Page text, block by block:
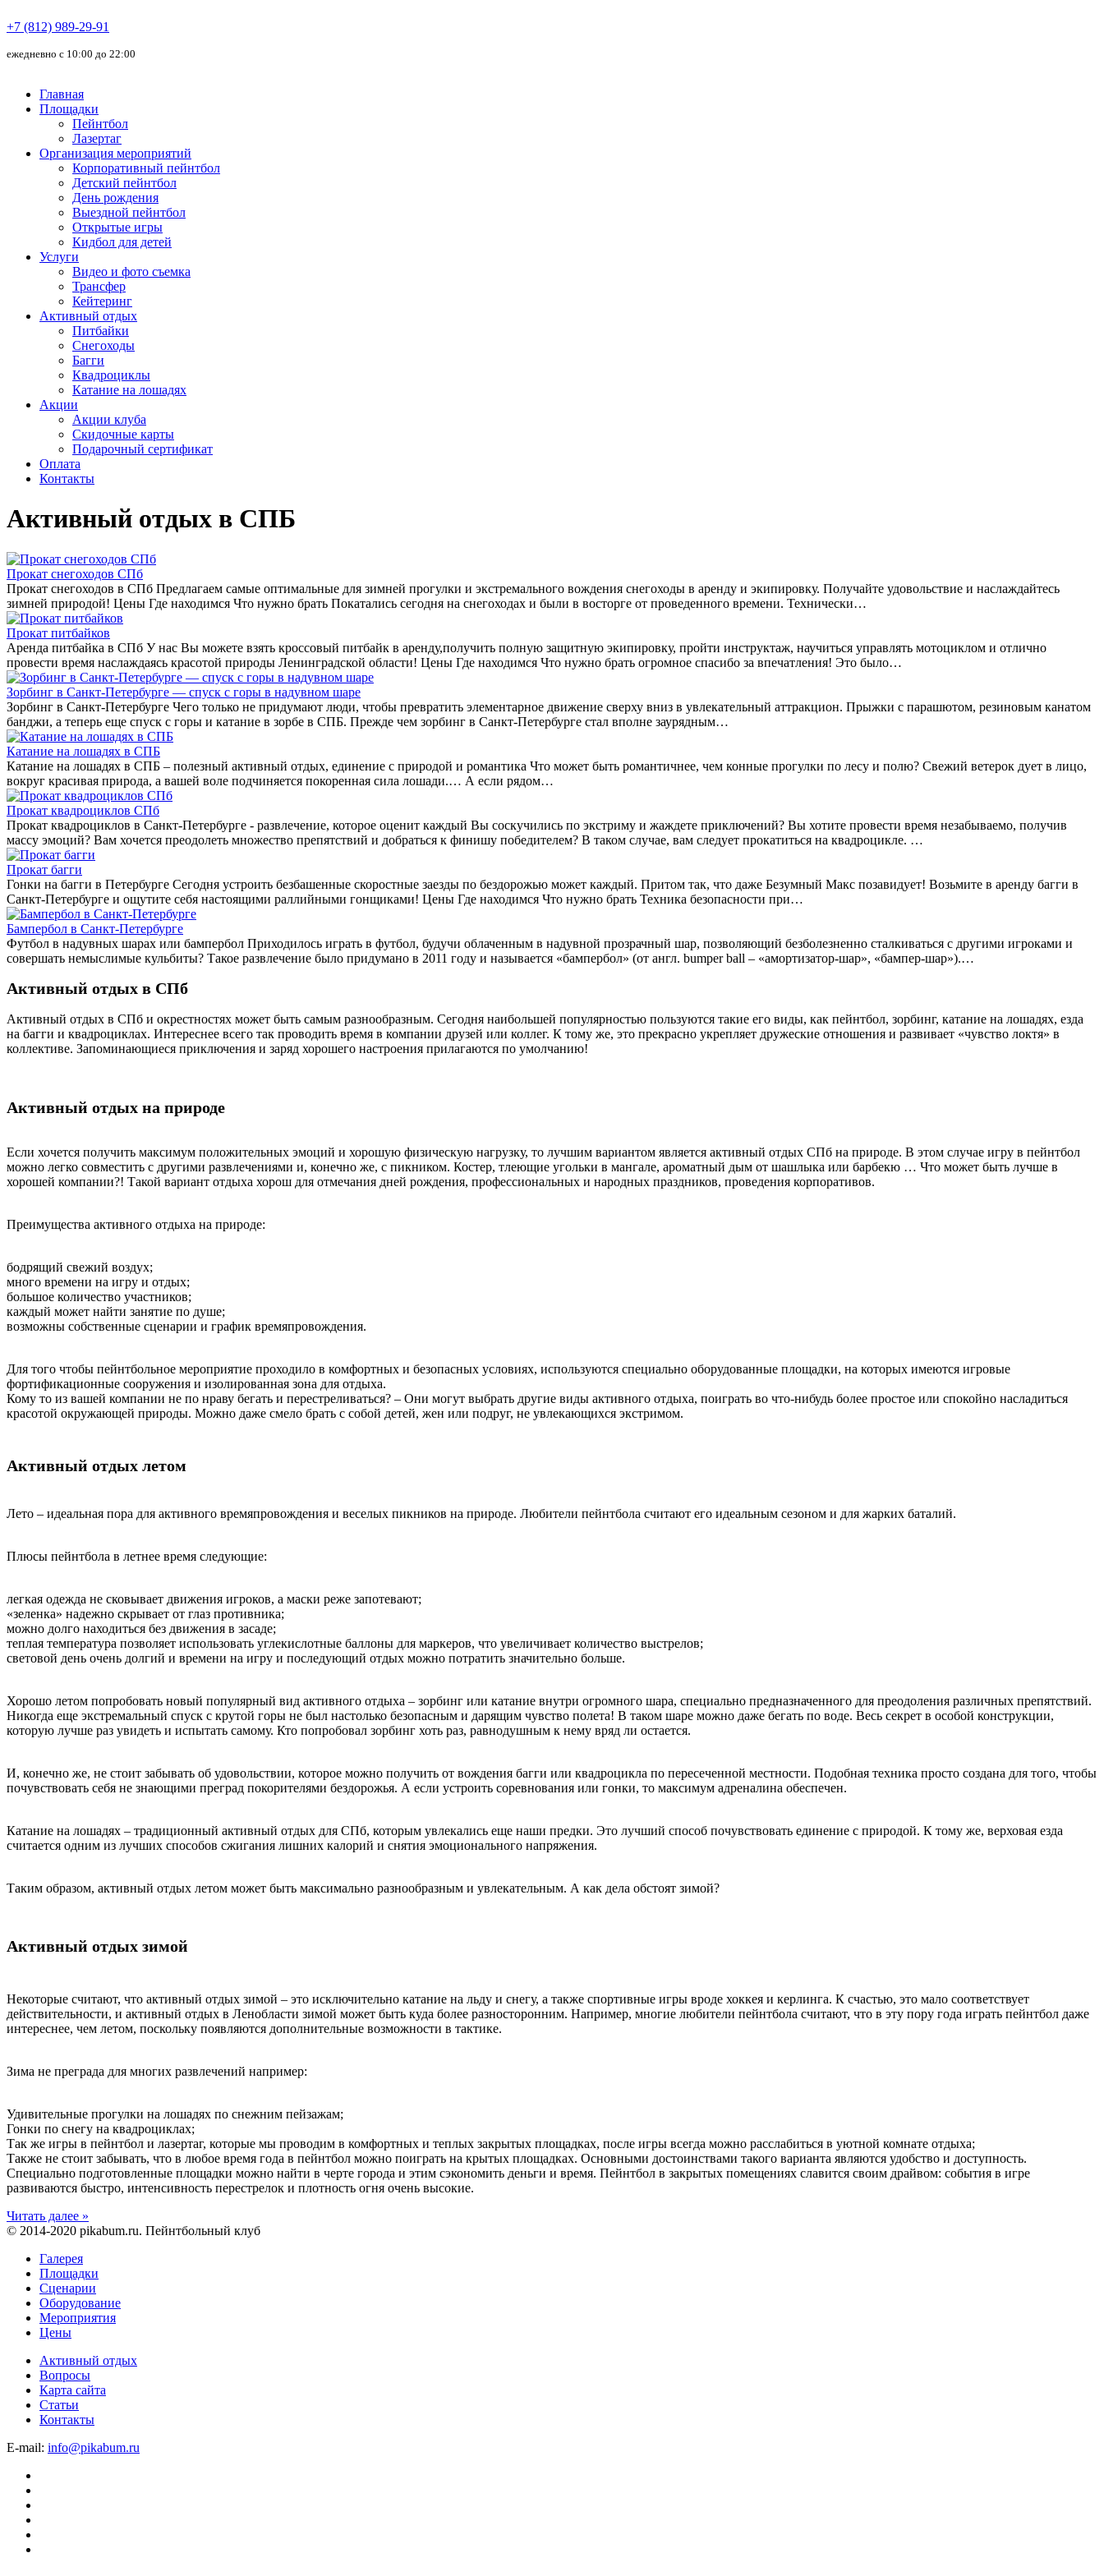
+7 (812) 989-29-91
ежедневно с 10:00 до 22:00
Главная
Площадки
Пейнтбол
Лазертаг
Организация мероприятий
Корпоративный пейнтбол
Детский пейнтбол
День рождения
Выездной пейнтбол
Открытые игры
Кидбол для детей
Услуги
Видео и фото съемка
Трансфер
Кейтеринг
Активный отдых
Питбайки
Снегоходы
Багги
Квадроциклы
Катание на лошадях
Акции
Акции клуба
Скидочные карты
Подарочный сертификат
Оплата
Контакты
Активный отдых в СПБ
Прокат снегоходов СПб
Прокат снегоходов в СПб Предлагаем самые оптимальные для зимней прогулки и экстремального вождения снегоходы в аренду и экипировку. Получайте удовольствие и наслаждайтесь
зимней природой! Цены Где находимся Что нужно брать Покатались сегодня на снегоходах и были в восторге от проведенного времени. Технически…
Прокат питбайков
Аренда питбайка в СПб У нас Вы можете взять кроссовый питбайк в аренду,получить полную защитную экипировку, пройти инструктаж, научиться управлять мотоциклом и отлично
провести время наслаждаясь красотой природы Ленинградской области! Цены Где находимся Что нужно брать огромное спасибо за впечатления! Это было…
Зорбинг в Санкт-Петербурге — спуск с горы в надувном шаре
Зорбинг в Санкт-Петербурге Чего только не придумают люди, чтобы превратить элементарное движение сверху вниз в увлекательный аттракцион. Прыжки с парашютом, резиновым канатом
банджи, а теперь еще спуск с горы и катание в зорбе в СПБ. Прежде чем зорбинг в Санкт-Петербурге стал вполне заурядным…
Катание на лошадях в СПБ
Катание на лошадях в СПБ – полезный активный отдых, единение с природой и романтика Что может быть романтичнее, чем конные прогулки по лесу и полю? Свежий ветерок дует в лицо,
вокруг красивая природа, а вашей воле подчиняется покоренная сила лошади.… А если рядом…
Прокат квадроциклов СПб
Прокат квадроциклов в Санкт-Петербурге - развлечение, которое оценит каждый Вы соскучились по экстриму и жаждете приключений? Вы хотите провести время незабываемо, получив
массу эмоций? Вам хочется преодолеть множество препятствий и добраться к финишу победителем? В таком случае, вам следует прокатиться на квадроцикле. …
Прокат багги
Гонки на багги в Петербурге Сегодня устроить безбашенные скоростные заезды по бездорожью может каждый. Притом так, что даже Безумный Макс позавидует! Возьмите в аренду багги в
Санкт-Петербурге и ощутите себя настоящими раллийными гонщиками! Цены Где находимся Что нужно брать Техника безопасности при…
Бампербол в Санкт-Петербурге
Футбол в надувных шарах или бампербол Приходилось играть в футбол, будучи облаченным в надувной прозрачный шар, позволяющий безболезненно сталкиваться с другими игроками и
совершать немыслимые кульбиты? Такое развлечение было придумано в 2011 году и называется «бампербол» (от англ. bumper ball – «амортизатор-шар», «бампер-шар»).…
Активный отдых в СПб
Активный отдых в СПб и окрестностях может быть самым разнообразным. Сегодня наибольшей популярностью пользуются такие его виды, как пейнтбол, зорбинг, катание на лошадях, езда
на багги и квадроциклах. Интереснее всего так проводить время в компании друзей или коллег. К тому же, это прекрасно укрепляет дружеские отношения и развивает «чувство локтя» в
коллективе. Запоминающиеся приключения и заряд хорошего настроения прилагаются по умолчанию!
Активный отдых на природе
Если хочется получить максимум положительных эмоций и хорошую физическую нагрузку, то лучшим вариантом является активный отдых СПб на природе. В этом случае игру в пейнтбол
можно легко совместить с другими развлечениями и, конечно же, с пикником. Костер, тлеющие угольки в мангале, ароматный дым от шашлыка или барбекю … Что может быть лучше в
хорошей компании?! Такой вариант отдыха хорош для отмечания дней рождения, профессиональных и народных праздников, проведения корпоративов.
Преимущества активного отдыха на природе:
бодрящий свежий воздух;
много времени на игру и отдых;
большое количество участников;
каждый может найти занятие по душе;
возможны собственные сценарии и график времяпровождения.
Для того чтобы пейнтбольное мероприятие проходило в комфортных и безопасных условиях, используются специально оборудованные площадки, на которых имеются игровые
фортификационные сооружения и изолированная зона для отдыха.
Кому то из вашей компании не по нраву бегать и перестреливаться? – Они могут выбрать другие виды активного отдыха, поиграть во что-нибудь более простое или спокойно насладиться
красотой окружающей природы. Можно даже смело брать с собой детей, жен или подруг, не увлекающихся экстримом.
Активный отдых летом
Лето – идеальная пора для активного времяпровождения и веселых пикников на природе. Любители пейнтбола считают его идеальным сезоном и для жарких баталий.
Плюсы пейнтбола в летнее время следующие:
легкая одежда не сковывает движения игроков, а маски реже запотевают;
«зеленка» надежно скрывает от глаз противника;
можно долго находиться без движения в засаде;
теплая температура позволяет использовать углекислотные баллоны для маркеров, что увеличивает количество выстрелов;
световой день очень долгий и времени на игру и последующий отдых можно потратить значительно больше.
Хорошо летом попробовать новый популярный вид активного отдыха – зорбинг или катание внутри огромного шара, специально предназначенного для преодоления различных препятствий.
Никогда еще экстремальный спуск с крутой горы не был настолько безопасным и дарящим чувство полета! В таком шаре можно даже бегать по воде. Весь секрет в особой конструкции,
которую лучше раз увидеть и испытать самому. Кто попробовал зорбинг хоть раз, равнодушным к нему вряд ли остается.
И, конечно же, не стоит забывать об удовольствии, которое можно получить от вождения багги или квадроцикла по пересеченной местности. Подобная техника просто создана для того, чтобы
почувствовать себя не знающими преград покорителями бездорожья. А если устроить соревнования или гонки, то максимум адреналина обеспечен.
Катание на лошадях – традиционный активный отдых для СПб, которым увлекались еще наши предки. Это лучший способ почувствовать единение с природой. К тому же, верховая езда
считается одним из лучших способов сжигания лишних калорий и снятия эмоционального напряжения.
Таким образом, активный отдых летом может быть максимально разнообразным и увлекательным. А как дела обстоят зимой?
Активный отдых зимой
Некоторые считают, что активный отдых зимой – это исключительно катание на льду и снегу, а также спортивные игры вроде хоккея и керлинга. К счастью, это мало соответствует
действительности, и активный отдых в Ленобласти зимой может быть куда более разносторонним. Например, многие любители пейнтбола считают, что в эту пору года играть пейнтбол даже
интереснее, чем летом, поскольку появляются дополнительные возможности в тактике.
Зима не преграда для многих развлечений например:
Удивительные прогулки на лошадях по снежним пейзажам;
Гонки по снегу на квадроциклах;
Так же игры в пейнтбол и лазертаг, которые мы проводим в комфортных и теплых закрытых площадках, после игры всегда можно расслабиться в уютной комнате отдыха;
Также не стоит забывать, что в любое время года в пейнтбол можно поиграть на крытых площадках. Основными достоинствами такого варианта являются удобство и доступность.
Специально подготовленные площадки можно найти в черте города и этим сэкономить деньги и время. Пейнтбол в закрытых помещениях славится своим драйвом: события в игре
развиваются быстро, интенсивность перестрелок и плотность огня очень высокие.
Читать далее »
© 2014-2020 pikabum.ru. Пейнтбольный клуб
Галерея
Площадки
Сценарии
Оборудование
Мероприятия
Цены
Активный отдых
Вопросы
Карта сайта
Статьи
Контакты
E-mail: info@pikabum.ru